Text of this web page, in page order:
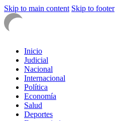
Skip to main content Skip to footer
Inicio
Judicial
Nacional
Internacional
Política
Economía
Salud
Deportes